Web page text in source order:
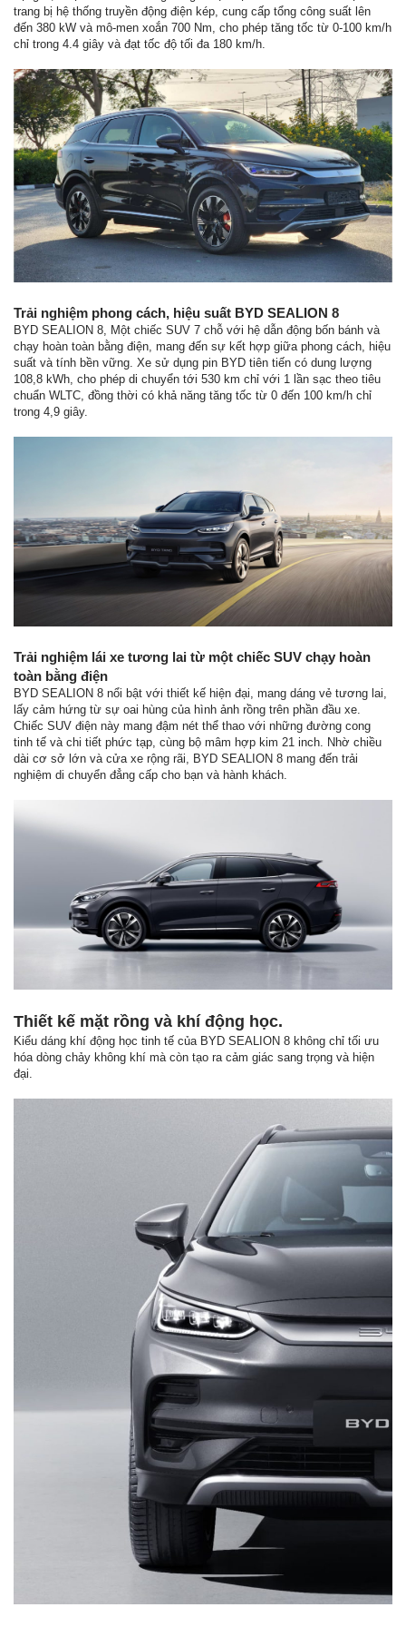
trang bị hệ thống truyền động điện kép, cung cấp tổng công suất lên
đến 380 kW và mô-men xoắn 700 Nm, cho phép tăng tốc từ 0-100 km/h
chỉ trong 4.4 giây và đạt tốc độ tối đa 180 km/h.
Trải nghiệm phong cách, hiệu suất BYD SEALION 8
BYD SEALION 8, Một chiếc SUV 7 chỗ với hệ dẫn động bốn bánh và
chạy hoàn toàn bằng điện, mang đến sự kết hợp giữa phong cách, hiệu
suất và tính bền vững. Xe sử dụng pin BYD tiên tiến có dung lượng
108,8 kWh, cho phép di chuyển tới 530 km chỉ với 1 lần sạc theo tiêu
chuẩn WLTC, đồng thời có khả năng tăng tốc từ 0 đến 100 km/h chỉ
trong 4,9 giây.
Trải nghiệm lái xe tương lai từ một chiếc SUV chạy hoàn
toàn bằng điện
BYD SEALION 8 nổi bật với thiết kế hiện đại, mang dáng vẻ tương lai,
lấy cảm hứng từ sự oai hùng của hình ảnh rồng trên phần đầu xe.
Chiếc SUV điện này mang đậm nét thể thao với những đường cong
tinh tế và chi tiết phức tạp, cùng bộ mâm hợp kim 21 inch. Nhờ chiều
dài cơ sở lớn và cửa xe rộng rãi, BYD SEALION 8 mang đến trải
nghiệm di chuyển đẳng cấp cho bạn và hành khách.
Thiết kế mặt rồng và khí động học.
Kiểu dáng khí động học tinh tế của BYD SEALION 8 không chỉ tối ưu
hóa dòng chảy không khí mà còn tạo ra cảm giác sang trọng và hiện
đại.